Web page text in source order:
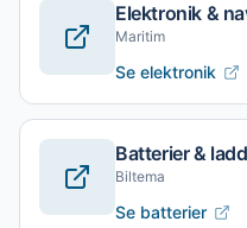
Elektronik &
Maritim
Se elektronik
Batterier &
Biltema
Se batterier